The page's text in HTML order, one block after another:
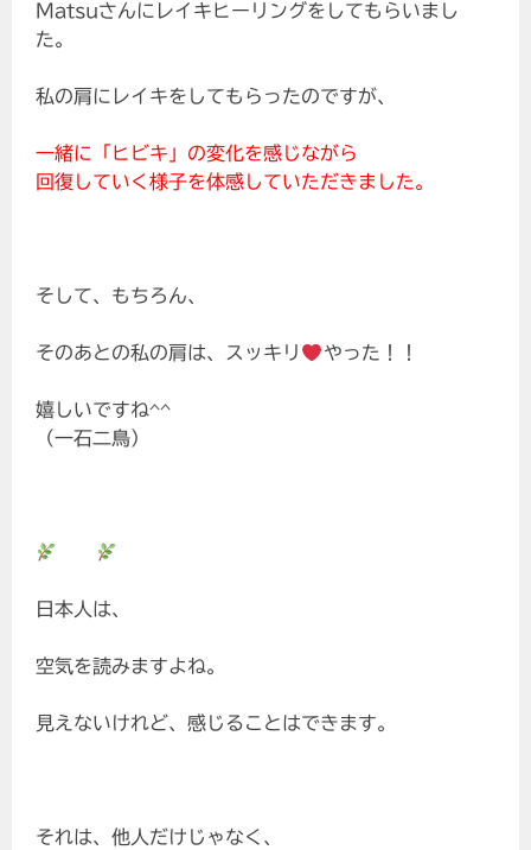
Matsuさんにレイキヒーリングをしてもらいまし
た。
私の肩にレイキをしてもらったのですが、
一緒に「ヒビキ」の変化を感じながら
回復していく様子を体感していただきました。
そして、もちろん、
そのあとの私の肩は、スッキリ やった！！
嬉しいですね^^
（一石二鳥）
日本人は、
空気を読みますよね。
見えないけれど、感じることはできます。
それは、他人だけじゃなく、